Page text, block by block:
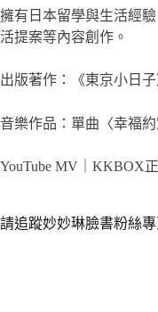
擁有日本留學與生活經
活提案等內容創作。
出版著作：《東京小日子
音樂作品：單曲〈幸福約
YouTube MV｜ KKBOX
請追蹤妙妙琳臉書粉絲專